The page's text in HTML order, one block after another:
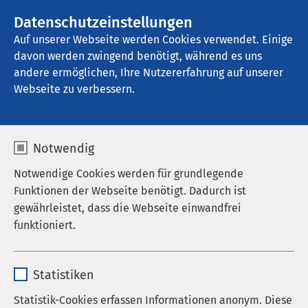
Datenschutzeinstellungen
Auf unserer Webseite werden Cookies verwendet. Einige
davon werden zwingend benötigt, während es uns
andere ermöglichen, Ihre Nutzererfahrung auf unserer
Webseite zu verbessern.
Notwendig
Notwendige Cookies werden für grundlegende
Funktionen der Webseite benötigt. Dadurch ist
gewährleistet, dass die Webseite einwandfrei
funktioniert.
Anbieter sgalinski
Statistiken
Statistik-Cookies erfassen Informationen anonym. Diese
AMEOS Klinikum Kaiserstuhl